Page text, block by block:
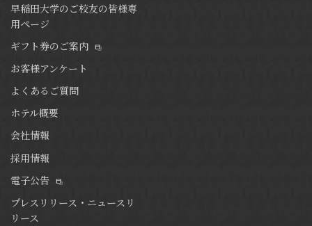
早稲田大学のご校友の皆様専
用ページ
ギフト券のご案内
お客様アンケート
よくあるご質問
ホテル概要
会社情報
採用情報
電子公告
プレスリリース・ニュースリ
リース